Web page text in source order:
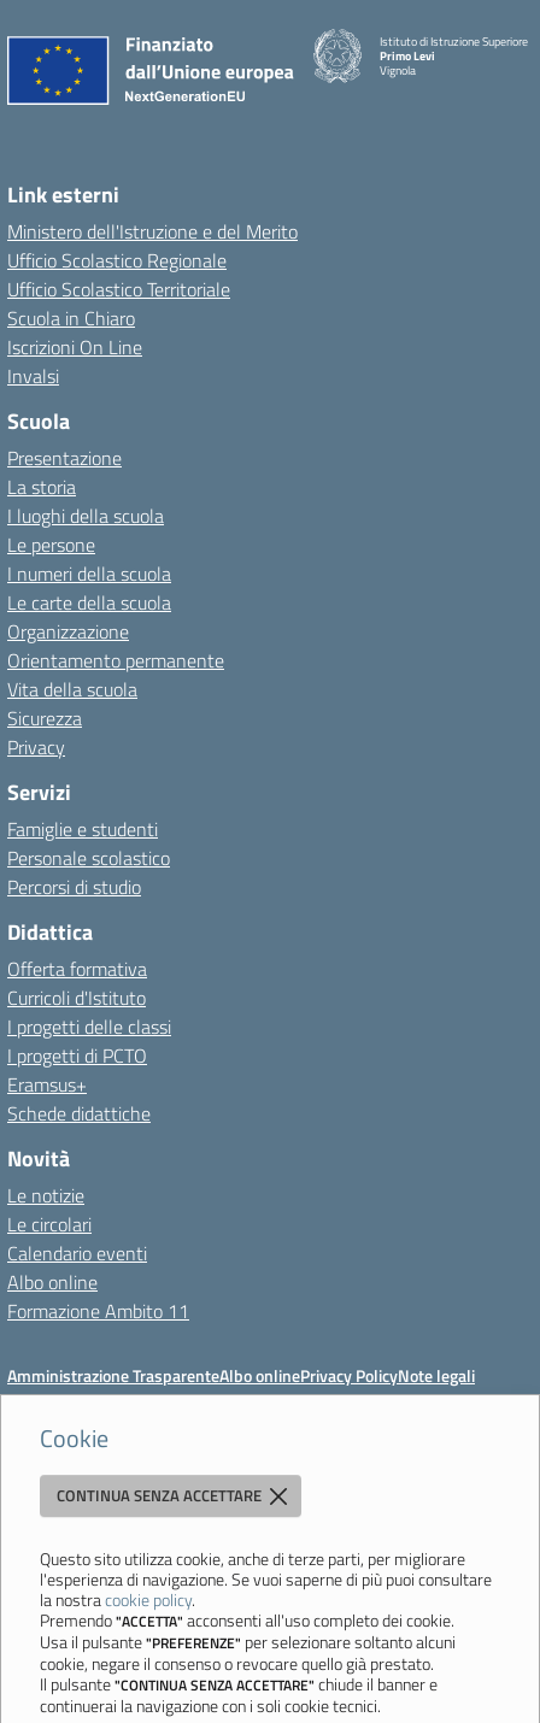
Cookie
CONTINUA SENZA ACCETTARE
Questo sito utilizza cookie, anche di terze parti, per migliorare
l'esperienza di navigazione. Se vuoi saperne di più puoi consultare
la nostracookie policy.
Premendo"ACCETTA" acconsenti all'uso completo dei cookie.
Usa il pulsante"PREFERENZE" per selezionare soltanto alcuni
cookie, negare il consenso o revocare quello già prestato.
Il pulsante"CONTINUA SENZA ACCETTARE" chiude il banner e
continuerai la navigazione con i soli cookie tecnici.
Istituto di Istruzione Superiore
Primo Levi
Vignola
Link esterni
Ministero dell'Istruzione e del Merito
Ufficio Scolastico Regionale
Ufficio Scolastico Territoriale
Scuola in Chiaro
Iscrizioni On Line
Invalsi
Scuola
Presentazione
La storia
I luoghi della scuola
Le persone
I numeri della scuola
Le carte della scuola
Organizzazione
Orientamento permanente
Vita della scuola
Sicurezza
Privacy
Servizi
Famiglie e studenti
Personale scolastico
Percorsi di studio
Didattica
Offerta formativa
Curricoli d'Istituto
I progetti delle classi
I progetti di PCTO
Eramsus+
Schede didattiche
Novità
Le notizie
Le circolari
Calendario eventi
Albo online
Formazione Ambito 11
Amministrazione TrasparenteAlbo onlinePrivacy PolicyNote legali
Meccanismo di feedbackDichiarazioni di accessibilitàPreferenze cookie
Istituto di Istruzione Superiore 'Primo Levi'
764354 - Email:mois00200c@istruzione.it- PEC:
mois00200c@pec.istruzione.it
Codice meccanografico: mois00200c - C.F. 94058180368
Ultimo aggiornamento: Lunedì, 3 Agosto 2026 ore 12:05